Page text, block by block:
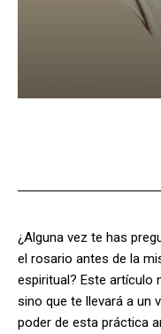
¿Alguna vez te has
el rosario antes de la
espiritual? Este artículo
sino que te llevará a un
poder de esta práctica